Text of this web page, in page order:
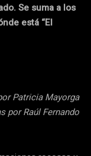
Se suma a los
está “El
Patricia Mayorga
por Raúl Fernando